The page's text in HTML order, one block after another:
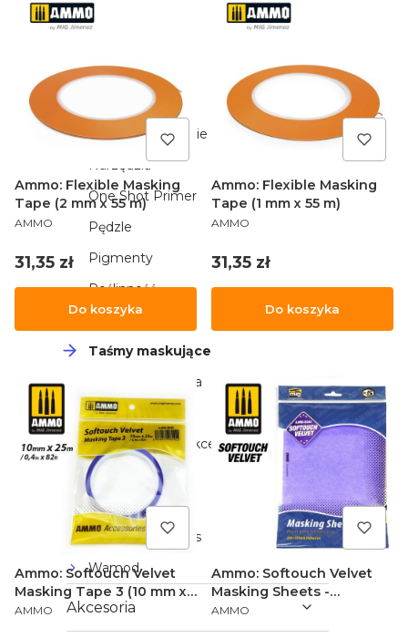
Gąbki i pilniki
Książki i poradniki
Lakiery Lucky
Media Modelarskie
Narzędzia
One Shot Primer
Pędzle
Pigmenty
Roślinność
Spraye Titan
Taśmy maskujące
Tekstury i podłoża
Zestawy
Rebel (pędzle i akcesoria)
Creative Tools
Gamers Grass
Red Grass Games
Wamod
Akcesoria
Ammo: Flexible Masking
Tape (2 mm x 55 m)
PRODUCENT
AMMO
Cena
31,35 zł
Do koszyka
Ammo: Flexible Masking
Tape (1 mm x 55 m)
PRODUCENT
AMMO
Cena
31,35 zł
Do koszyka
Ammo: Softouch Velvet
Masking Tape 3 (10 mm x
25 m)
PRODUCENT
AMMO
Ammo: Softouch Velvet
Masking Sheets -
Adhesive (280 x 195 mm)
(5)
PRODUCENT
AMMO